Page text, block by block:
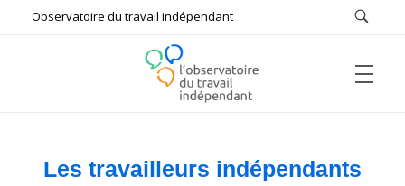
Observatoire du travail indépendant
Les travailleurs indépendants